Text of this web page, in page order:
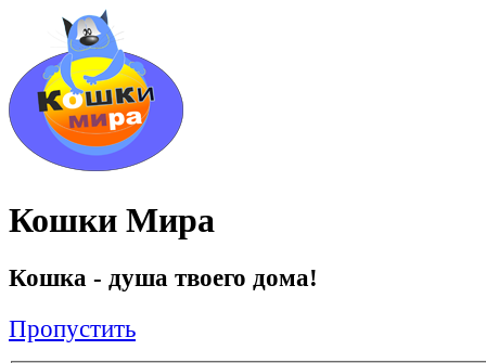
Кошки Мира
Кошка - душа твоего дома!
Пропустить